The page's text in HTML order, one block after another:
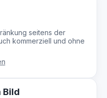
seitens der
kommerziell und ohne
Bild